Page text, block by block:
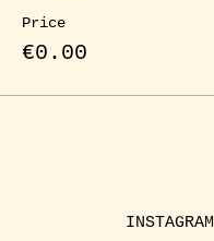
Price
€0.00
INSTAGRAM